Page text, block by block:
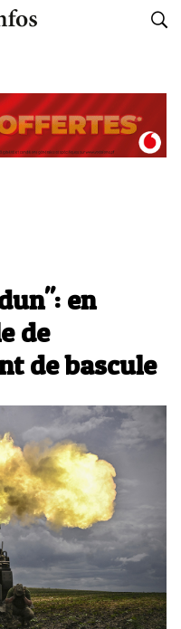
en
de
de bascule